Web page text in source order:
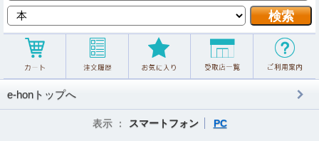
e-honトップへ
表示 ： スマートフォン PC